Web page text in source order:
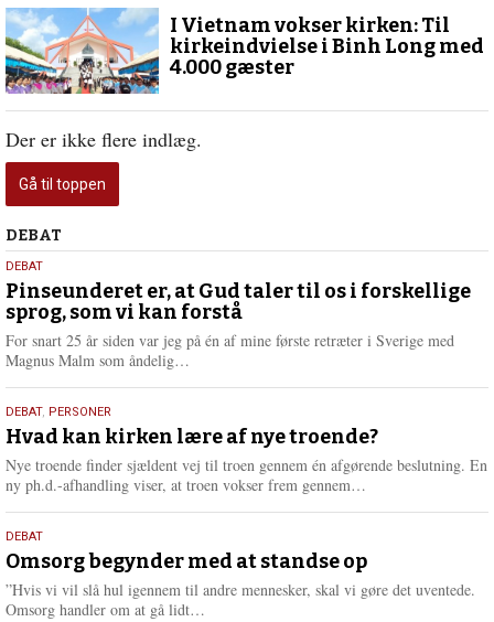
juli
2024
I Vietnam vokser kirken: Til
kirkeindvielse i Binh Long med
4.000 gæster
Der er ikke flere indlæg.
Gå til toppen
Debat
DEBAT
5.
august
2026
DEBAT
Pinseunderet er, at Gud taler til os i forskellige
sprog, som vi kan forstå
For snart 25 år siden var jeg på én af mine første retræter i Sverige med
Magnus Malm som åndelig…
e
r
e
25.
juli
2026
DEBAT, PERSONER
Hvad kan kirken lære af nye troende?
Nye troende finder sjældent vej til troen gennem én afgørende beslutning. En
ny ph.d.-afhandling viser, at troen vokser frem gennem…
e
r
e
9.
juli
2026
DEBAT
Omsorg begynder med at standse op
”Hvis vi vil slå hul igennem til andre mennesker, skal vi gøre det uventede.
Omsorg handler om at gå lidt…